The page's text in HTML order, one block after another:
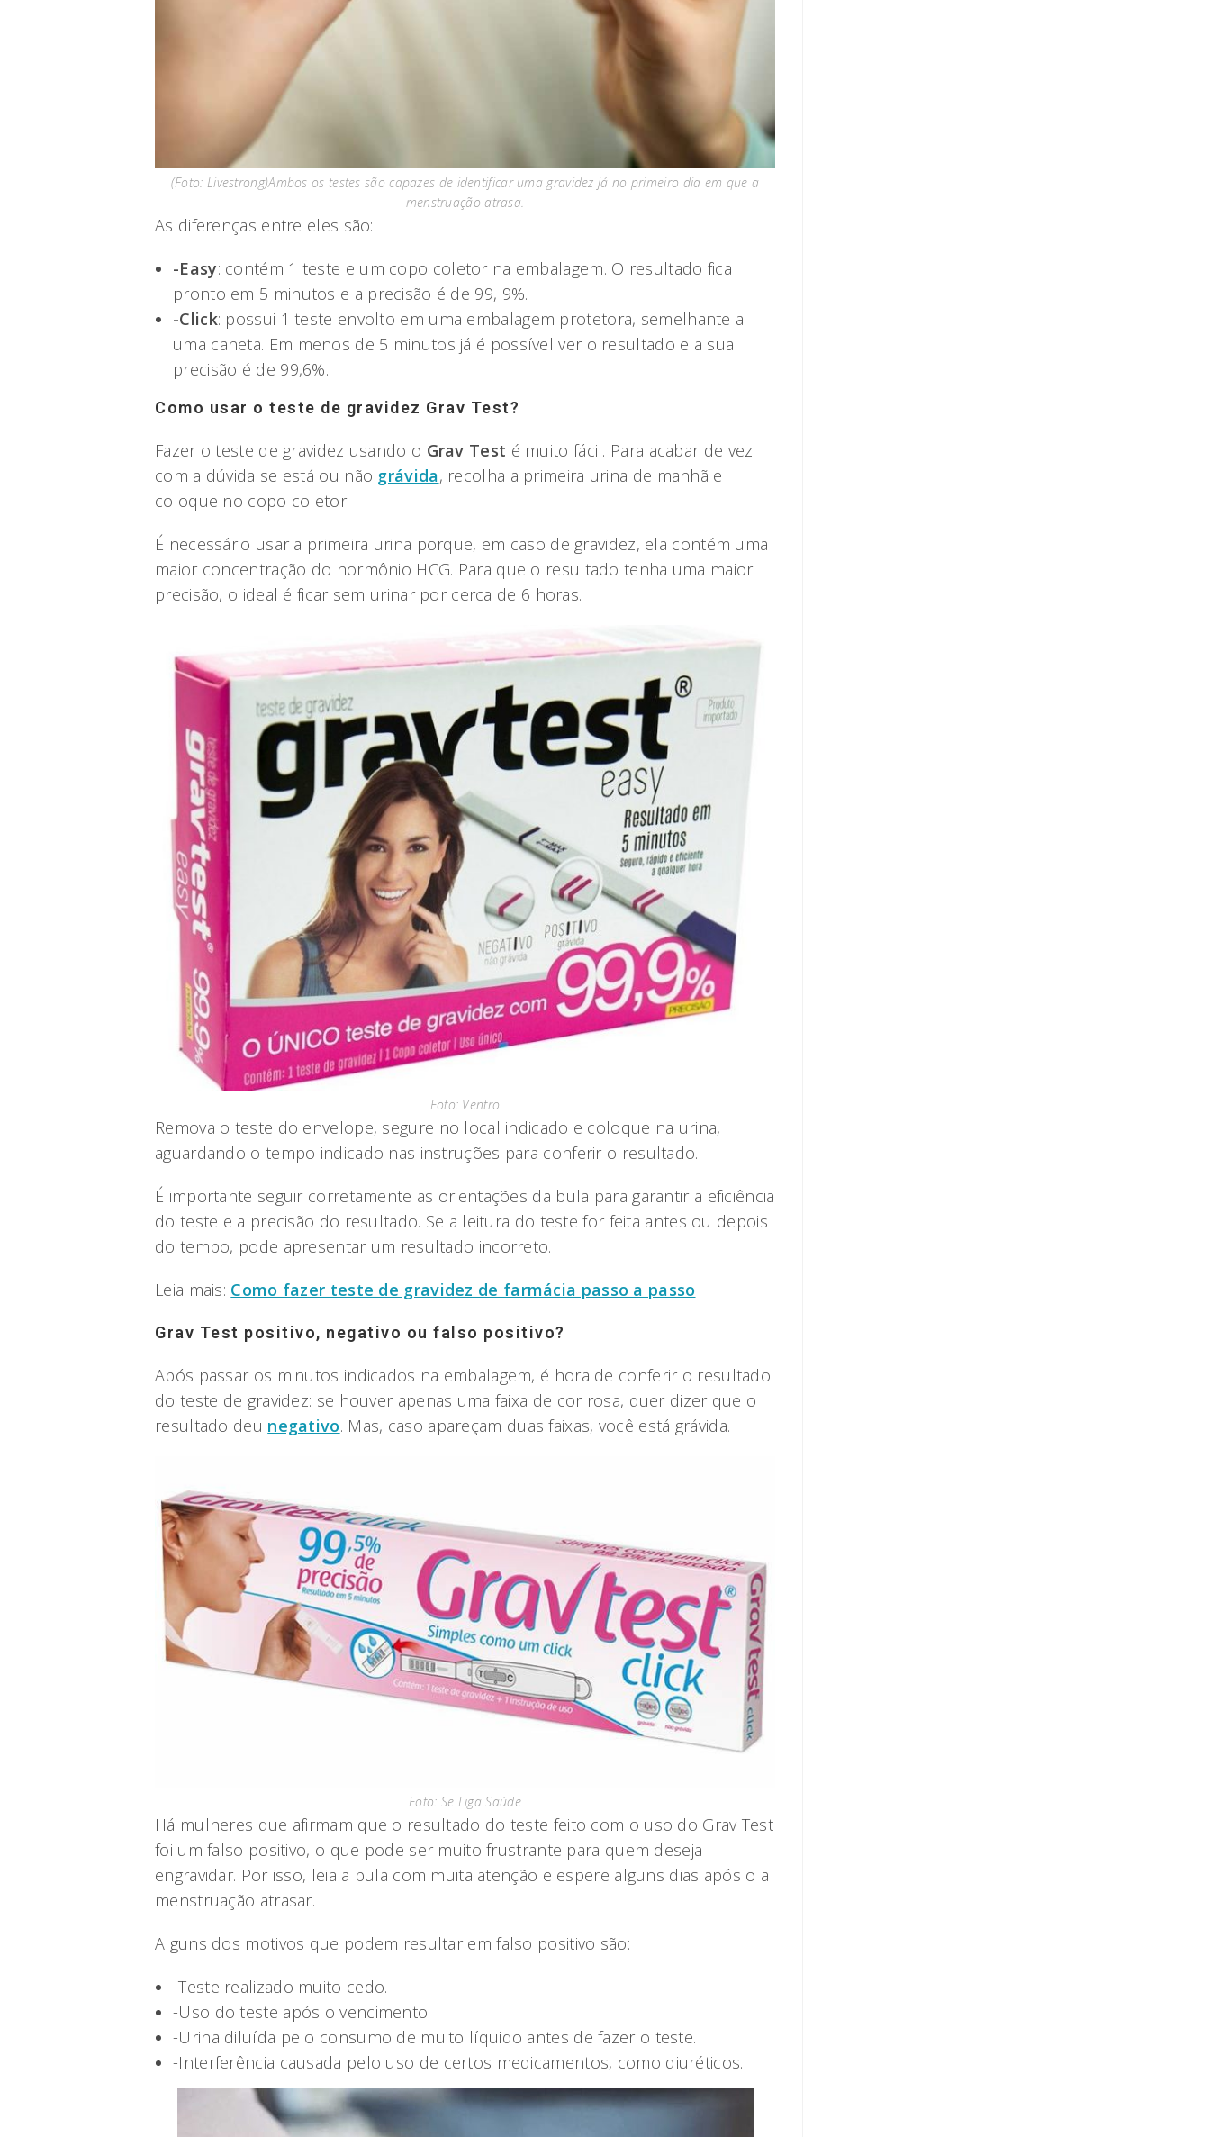
(Foto: Livestrong)Ambos os testes são capazes de identificar uma gravidez já no primeiro dia em que a
menstruação atrasa.
As diferenças entre eles são:
-Easy: contém 1 teste e um copo coletor na embalagem. O resultado fica
pronto em 5 minutos e a precisão é de 99, 9%.
-Click: possui 1 teste envolto em uma embalagem protetora, semelhante a
uma caneta. Em menos de 5 minutos já é possível ver o resultado e a sua
precisão é de 99,6%.
Como usar o teste de gravidez Grav Test?
Fazer o teste de gravidez usando o Grav Test é muito fácil. Para acabar de vez
com a dúvida se está ou não grávida, recolha a primeira urina de manhã e
coloque no copo coletor.
É necessário usar a primeira urina porque, em caso de gravidez, ela contém uma
maior concentração do hormônio HCG. Para que o resultado tenha uma maior
precisão, o ideal é ficar sem urinar por cerca de 6 horas.
Foto: Ventro
Remova o teste do envelope, segure no local indicado e coloque na urina,
aguardando o tempo indicado nas instruções para conferir o resultado.
É importante seguir corretamente as orientações da bula para garantir a eficiência
do teste e a precisão do resultado. Se a leitura do teste for feita antes ou depois
do tempo, pode apresentar um resultado incorreto.
Leia mais: Como fazer teste de gravidez de farmácia passo a passo
Grav Test positivo, negativo ou falso positivo?
Após passar os minutos indicados na embalagem, é hora de conferir o resultado
do teste de gravidez: se houver apenas uma faixa de cor rosa, quer dizer que o
resultado deu negativo. Mas, caso apareçam duas faixas, você está grávida.
Foto: Se Liga Saúde
Há mulheres que afirmam que o resultado do teste feito com o uso do Grav Test
foi um falso positivo, o que pode ser muito frustrante para quem deseja
engravidar. Por isso, leia a bula com muita atenção e espere alguns dias após o a
menstruação atrasar.
Alguns dos motivos que podem resultar em falso positivo são:
-Teste realizado muito cedo.
-Uso do teste após o vencimento.
-Urina diluída pelo consumo de muito líquido antes de fazer o teste.
-Interferência causada pelo uso de certos medicamentos, como diuréticos.